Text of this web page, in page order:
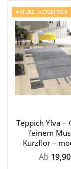
AKTUELL VERGRIFFEN
Teppich Ylva –
feinem
Kurzflor –
Ab